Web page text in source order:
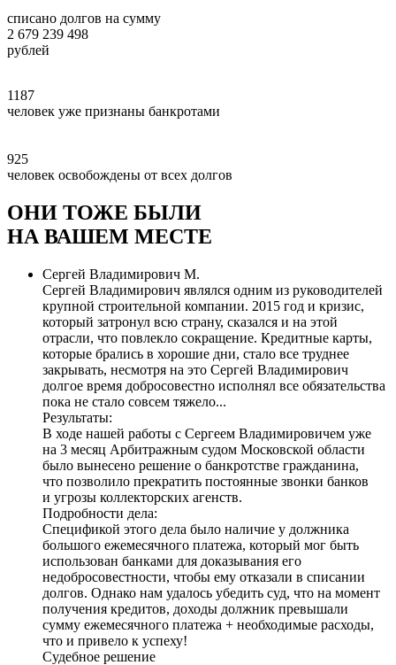
списано долгов на сумму
2 679 239 498
рублей
1187
человек уже признаны банкротами
925
человек освобождены от всех долгов
ОНИ ТОЖЕ БЫЛИ
НА ВАШЕМ МЕСТЕ
Сергей Владимирович М.
Сергей Владимирович являлся одним из руководителей
крупной строительной компании. 2015 год и кризис,
который затронул всю страну, сказался и на этой
отрасли, что повлекло сокращение. Кредитные карты,
которые брались в хорошие дни, стало все труднее
закрывать, несмотря на это Сергей Владимирович
долгое время добросовестно исполнял все обязательства
пока не стало совсем тяжело...
Результаты:
В ходе нашей работы с Сергеем Владимировичем уже
на 3 месяц Арбитражным судом Московской области
было вынесено решение о банкротстве гражданина,
что позволило прекратить постоянные звонки банков
и угрозы коллекторских агенств.
Подробности дела:
Спецификой этого дела было наличие у должника
большого ежемесячного платежа, который мог быть
использован банками для доказывания его
недобросовестности, чтобы ему отказали в списании
долгов. Однако нам удалось убедить суд, что на момент
получения кредитов, доходы должник превышали
сумму ежемесячного платежа + необходимые расходы,
что и привело к успеху!
Судебное решение